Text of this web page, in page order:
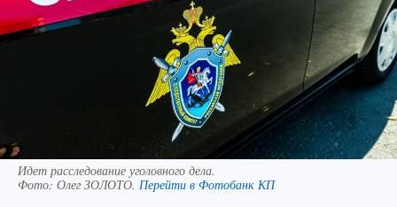
Идет расследование уголовного дела.
Фото: Олег ЗОЛОТО. Перейти в Фотобанк КП